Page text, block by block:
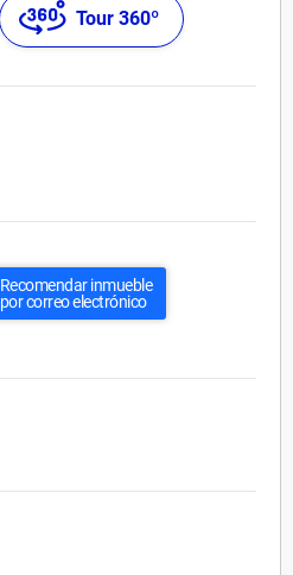
Tour 360º
Recomendar inmueble
por correo electrónico